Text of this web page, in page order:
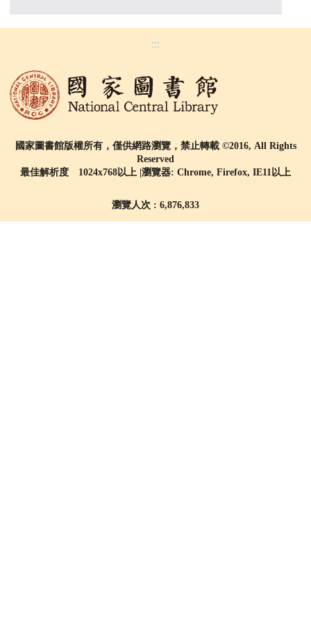
:::
國家圖書館版權所有，僅供網路瀏覽，禁止轉載 ©2016, All Rights
Reserved
最佳解析度 1024x768以上 |瀏覽器: Chrome, Firefox, IE11以上
瀏覽人次 : 6,876,833